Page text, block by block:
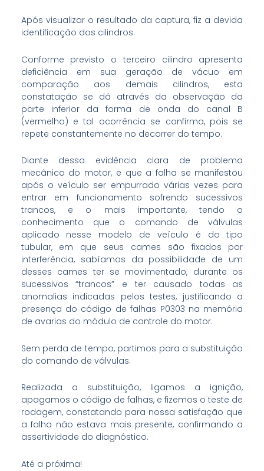
Após visualizar o resultado da captura, fiz a devida
identificação dos cilindros.
Conforme previsto o terceiro cilindro apresenta
deficiência em sua geração de vácuo em
comparação aos demais cilindros, esta
constatação se dá através da observação da
parte inferior da forma de onda do canal B
(vermelho) e tal ocorrência se confirma, pois se
repete constantemente no decorrer do tempo.
Diante dessa evidência clara de problema
mecânico do motor, e que a falha se manifestou
após o veículo ser empurrado várias vezes para
entrar em funcionamento sofrendo sucessivos
trancos, e o mais importante, tendo o
conhecimento que o comando de válvulas
aplicado nesse modelo de veículo é do tipo
tubular, em que seus cames são fixados por
interferência, sabíamos da possibilidade de um
desses cames ter se movimentado, durante os
sucessivos “trancos” e ter causado todas as
anomalias indicadas pelos testes, justificando a
presença do código de falhas P0303 na memória
de avarias do módulo de controle do motor.
Sem perda de tempo, partimos para a substituição
do comando de válvulas.
Realizada a substituição, ligamos a ignição,
apagamos o código de falhas, e fizemos o teste de
rodagem, constatando para nossa satisfação que
a falha não estava mais presente, confirmando a
assertividade do diagnóstico.
Até a próxima!